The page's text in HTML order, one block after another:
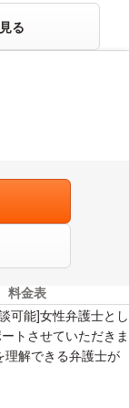
る
料金表
可能]女性弁護士とし
トさせていただきま
解できる弁護士が